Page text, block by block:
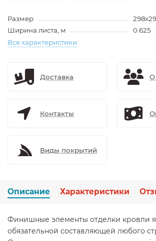
Размер
Ширина листа, м
0.625
Все характеристики
Доставка О
Контакты
Виды покрытий
Описание Характеристики
Финишные элементы отделки кровли
обязательной составляющей любого